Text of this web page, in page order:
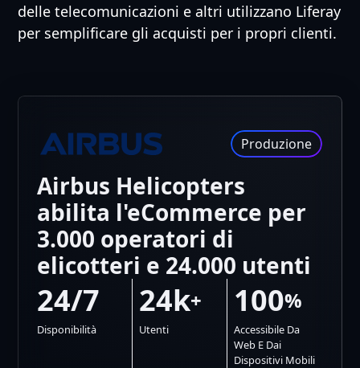
delle telecomunicazioni e altri utilizzano Liferay
per semplificare gli acquisti per i propri clienti.
Produzione
Airbus Helicopters
abilita l'eCommerce per
3.000 operatori di
elicotteri e 24.000 utenti
24/7
Disponibilità
24k+
Utenti
100%
Accessibile Da
Web E Dai
Dispositivi Mobili